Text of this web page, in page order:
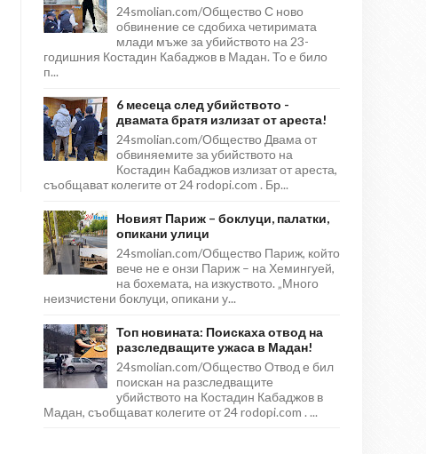
24smolian.com/Общество С ново
обвинение се сдобиха четиримата
млади мъже за убийството на 23-
годишния Костадин Кабаджов в Мадан. То е било
п...
6 месеца след убийството -
двамата братя излизат от ареста!
24smolian.com/Общество Двама от
обвиняемите за убийството на
Костадин Кабаджов излизат от ареста,
съобщават колегите от 24 rodopi.com . Бр...
Новият Париж – боклуци, палатки,
опикани улици
24smolian.com/Общество Париж, който
вече не е онзи Париж – на Хемингуей,
на бохемата, на изкуството. „Много
неизчистени боклуци, опикани у...
Топ новината: Поискаха отвод на
разследващите ужаса в Мадан!
24smolian.com/Общество Отвод е бил
поискан на разследващите
убийството на Костадин Кабаджов в
Мадан, съобщават колегите от 24 rodopi.com . ...